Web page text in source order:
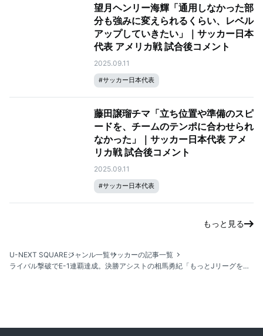
望月ヘンリー海輝「通用しなかった部
分も強みに変えられるくらい、レベル
アップしていきたい」｜サッカー日本
代表 アメリカ戦 試合後コメント
2025.09.11
#サッカー日本代表
藤田譲瑠チマ「立ち位置や準備のスピ
ードを、チームのテンポに合わせられ
なかった」｜サッカー日本代表 アメ
リカ戦 試合後コメント
2025.09.11
#サッカー日本代表
もっと見る
U-NEXT SQUAREジャンル一覧サッカーの記事一覧
ライバル撃破でE-1連覇達成。決勝アシストの相馬勇紀「もっとJリーグを盛り上げたい」｜E-1サッカー選手権2025